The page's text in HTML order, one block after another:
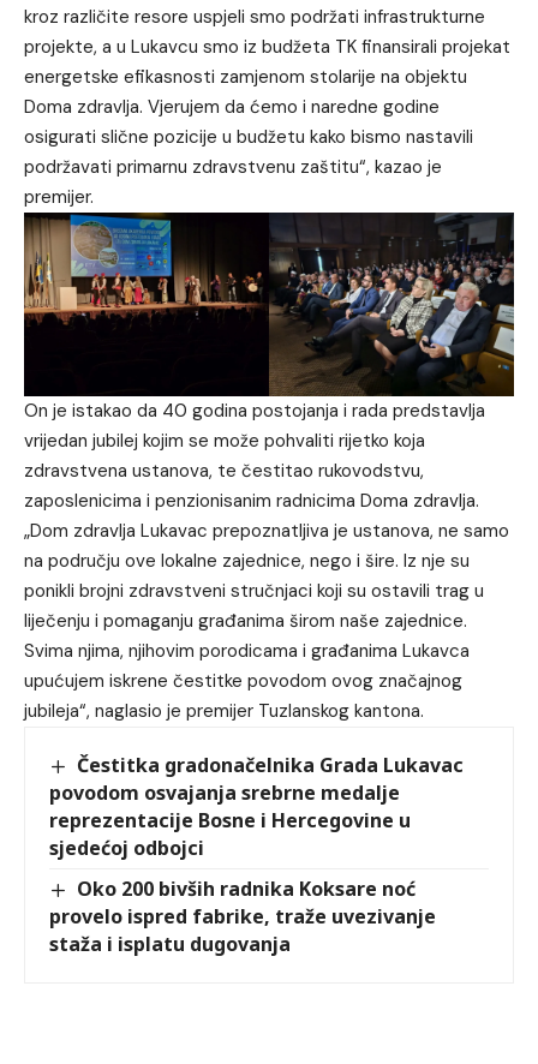
kroz različite resore uspjeli smo podržati infrastrukturne
projekte, a u Lukavcu smo iz budžeta TK finansirali projekat
energetske efikasnosti zamjenom stolarije na objektu
Doma zdravlja. Vjerujem da ćemo i naredne godine
osigurati slične pozicije u budžetu kako bismo nastavili
podržavati primarnu zdravstvenu zaštitu“, kazao je
premijer.
On je istakao da 40 godina postojanja i rada predstavlja
vrijedan jubilej kojim se može pohvaliti rijetko koja
zdravstvena ustanova, te čestitao rukovodstvu,
zaposlenicima i penzionisanim radnicima Doma zdravlja.
„Dom zdravlja Lukavac prepoznatljiva je ustanova, ne samo
na području ove lokalne zajednice, nego i šire. Iz nje su
ponikli brojni zdravstveni stručnjaci koji su ostavili trag u
liječenju i pomaganju građanima širom naše zajednice.
Svima njima, njihovim porodicama i građanima Lukavca
upućujem iskrene čestitke povodom ovog značajnog
jubileja“, naglasio je premijer Tuzlanskog kantona.
Čestitka gradonačelnika Grada Lukavac
povodom osvajanja srebrne medalje
reprezentacije Bosne i Hercegovine u
sjedećoj odbojci
Oko 200 bivših radnika Koksare noć
provelo ispred fabrike, traže uvezivanje
staža i isplatu dugovanja